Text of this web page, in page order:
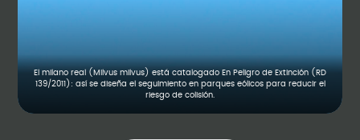
El milano real (Milvus milvus) está catalogado En Peligro de Extinción (RD
139/2011): así se diseña el seguimiento en parques eólicos para reducir el
riesgo de colisión.